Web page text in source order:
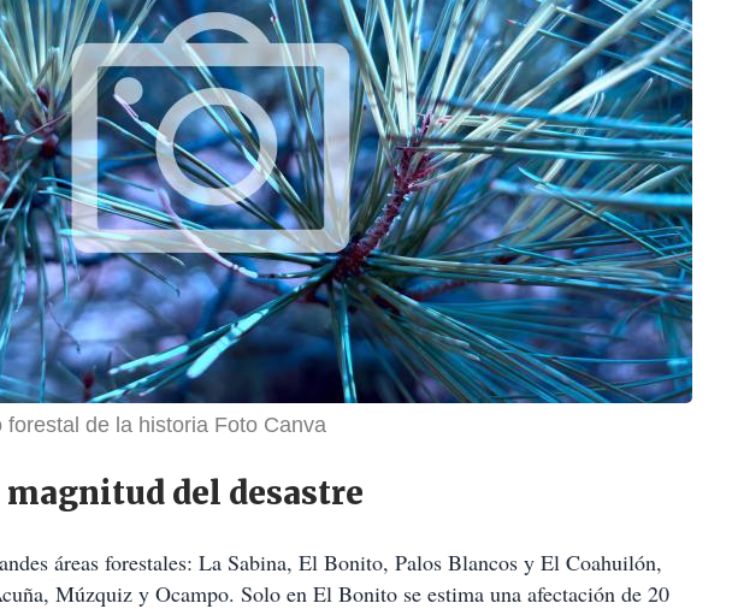
de la historia Foto Canva
magnitud del desastre
áreas forestales: La Sabina, El Bonito, Palos Blancos y El Coahuilón,
Múzquiz y Ocampo. Solo en El Bonito se estima una afectación de 20